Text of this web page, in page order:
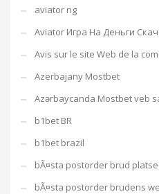
aviator ng
Aviator Игра На Деньги
Avis sur le site Web de la
Azerbajany Mostbet
Azərbaycanda Mostbet veb
b1bet BR
b1bet brazil
bÃ¤sta postorder brud
bÃ¤sta postorder brudens